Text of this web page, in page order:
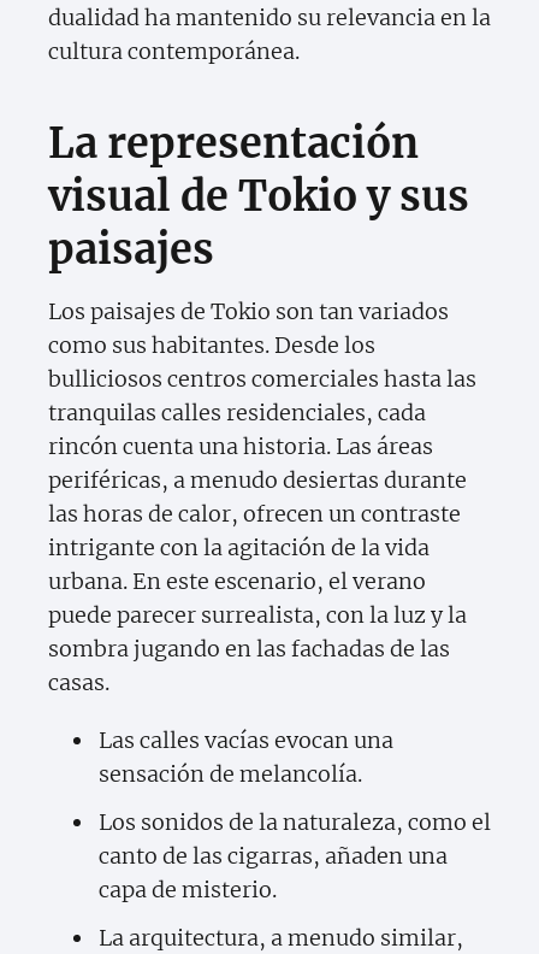
dualidad ha mantenido su relevancia en la
cultura contemporánea.
La representación
visual de Tokio y sus
paisajes
Los paisajes de Tokio son tan variados
como sus habitantes. Desde los
bulliciosos centros comerciales hasta las
tranquilas calles residenciales, cada
rincón cuenta una historia. Las áreas
periféricas, a menudo desiertas durante
las horas de calor, ofrecen un contraste
intrigante con la agitación de la vida
urbana. En este escenario, el verano
puede parecer surrealista, con la luz y la
sombra jugando en las fachadas de las
casas.
Las calles vacías evocan una
sensación de melancolía.
Los sonidos de la naturaleza, como el
canto de las cigarras, añaden una
capa de misterio.
La arquitectura, a menudo similar,